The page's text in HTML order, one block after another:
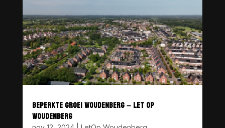
BEPERKTE GROEI WOUDENBERG – LET OP
WOUDENBERG